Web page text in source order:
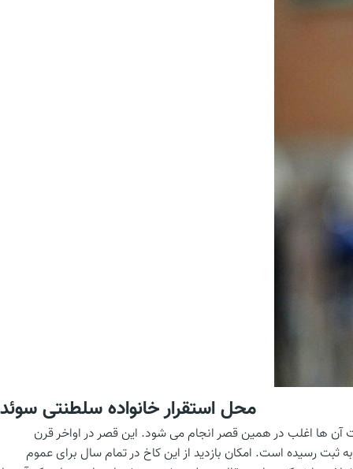
محل استقرار خانواده سلطنتی سوئد
آن ها اغلب در همین قصر انجام می شود. این قصر در اواخر قرن
یونسکو به ثبت رسیده است. امکان بازدید از این کاخ در تمام سال برای عموم